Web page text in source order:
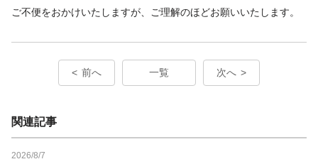
ご不便をおかけいたしますが、ご理解のほどお願いいたします。
前へ 一覧 次へ
関連記事
2026/8/7